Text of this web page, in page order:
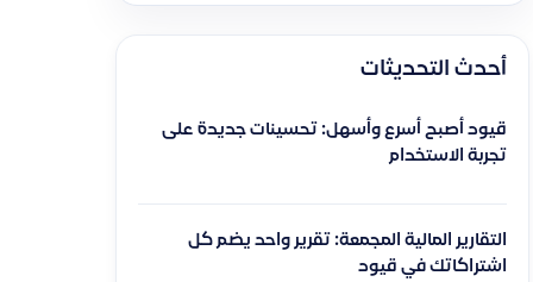
أحدث التحديثات
قيود أصبح أسرع وأسهل: تحسينات جديدة على
تجربة الاستخدام
التقارير المالية المجمعة: تقرير واحد يضم كل
اشتراكاتك في قيود